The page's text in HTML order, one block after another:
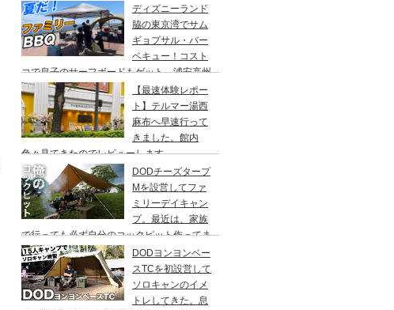
チのオールテレーンTA。ホイールはデルタ
フォースのオーバル。アップサスはエスペリ
ア。
ディズニーランド
脇の東京湾でサム
ギョプサル・バー
ベキュー！コスト
コで息子のサーフボードもゲット、浦安高州
海浜公園、コールマンワンタッチタープ、フ
ァミリーキャンプ、BBQ
【最速体験レポー
ト】テルマー湯西
麻布へ早速行って
きました。館内
色々見てきたのでレビューします。
DODチーズタープ
Mを設営してファ
ミリーデイキャン
プ。最近は、家族
で行っても必ず自分のコックピット作ってま
す♪
DODヨンヨンベー
スTCを初設営して
ソロキャンのイメ
トレしてきた。息